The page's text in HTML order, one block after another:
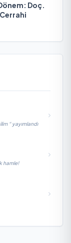
Doç.
“ yayımlandı
hamle!